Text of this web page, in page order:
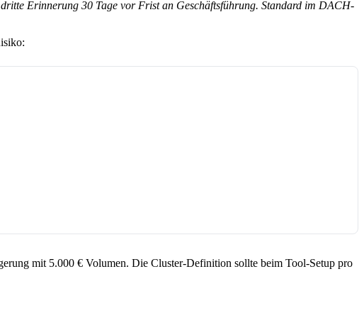
Erinnerung 30 Tage vor Frist an Geschäftsführung. Standard im DACH-
mit 5.000 € Volumen. Die Cluster-Definition sollte beim Tool-Setup pro